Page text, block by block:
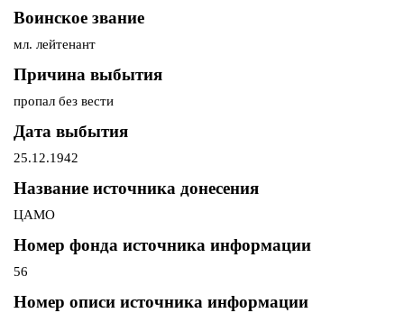
Воинское звание
мл. лейтенант
Причина выбытия
пропал без вести
Дата выбытия
25.12.1942
Название источника донесения
ЦАМО
Номер фонда источника информации
56
Номер описи источника информации